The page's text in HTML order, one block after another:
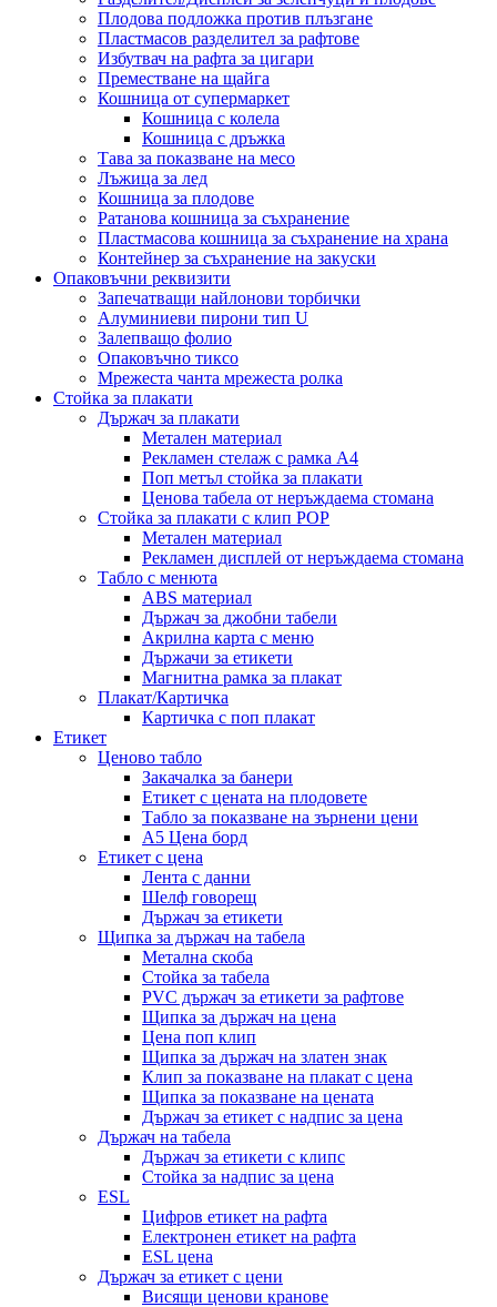
Плодова подложка против плъзгане
Пластмасов разделител за рафтове
Избутвач на рафта за цигари
Преместване на щайга
Кошница от супермаркет
Кошница с колела
Кошница с дръжка
Тава за показване на месо
Лъжица за лед
Кошница за плодове
Ратанова кошница за съхранение
Пластмасова кошница за съхранение на храна
Контейнер за съхранение на закуски
Опаковъчни реквизити
Запечатващи найлонови торбички
Алуминиеви пирони тип U
Залепващо фолио
Опаковъчно тиксо
Мрежеста чанта мрежеста ролка
Стойка за плакати
Държач за плакати
Метален материал
Рекламен стелаж с рамка А4
Поп метъл стойка за плакати
Ценова табела от неръждаема стомана
Стойка за плакати с клип POP
Метален материал
Рекламен дисплей от неръждаема стомана
Табло с менюта
ABS материал
Държач за джобни табели
Акрилна карта с меню
Държачи за етикети
Магнитна рамка за плакат
Плакат/Картичка
Картичка с поп плакат
Етикет
Ценово табло
Закачалка за банери
Етикет с цената на плодовете
Табло за показване на зърнени цени
A5 Цена борд
Етикет с цена
Лента с данни
Шелф говорещ
Държач за етикети
Щипка за държач на табела
Метална скоба
Стойка за табела
PVC държач за етикети за рафтове
Щипка за държач на цена
Цена поп клип
Щипка за държач на златен знак
Клип за показване на плакат с цена
Щипка за показване на цената
Държач за етикет с надпис за цена
Държач на табела
Държач за етикети с клипс
Стойка за надпис за цена
ESL
Цифров етикет на рафта
Електронен етикет на рафта
ESL цена
Държач за етикет с цени
Висящи ценови кранове